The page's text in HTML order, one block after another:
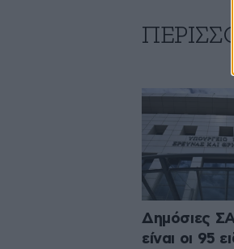
Δημόσιες
είναι οι 95